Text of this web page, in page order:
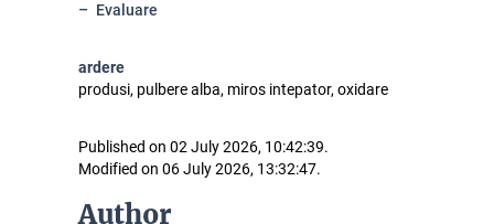
Evaluare
ardere
produsi, pulbere alba, miros intepator, oxidare
Published on 02 July 2026, 10:42:39.
Modified on 06 July 2026, 13:32:47.
Author